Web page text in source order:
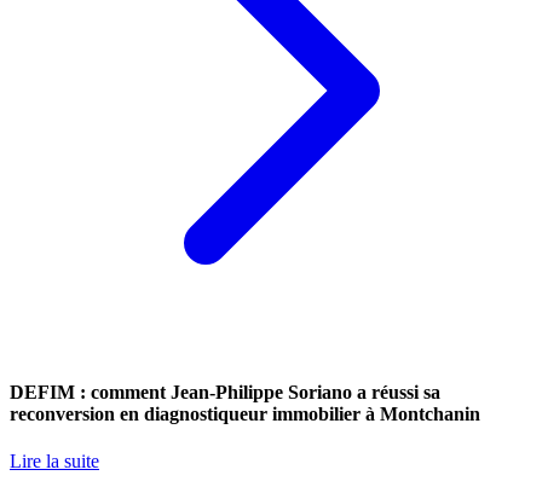
DEFIM : comment Jean-Philippe Soriano a réussi sa
reconversion en diagnostiqueur immobilier à Montchanin
Lire la suite